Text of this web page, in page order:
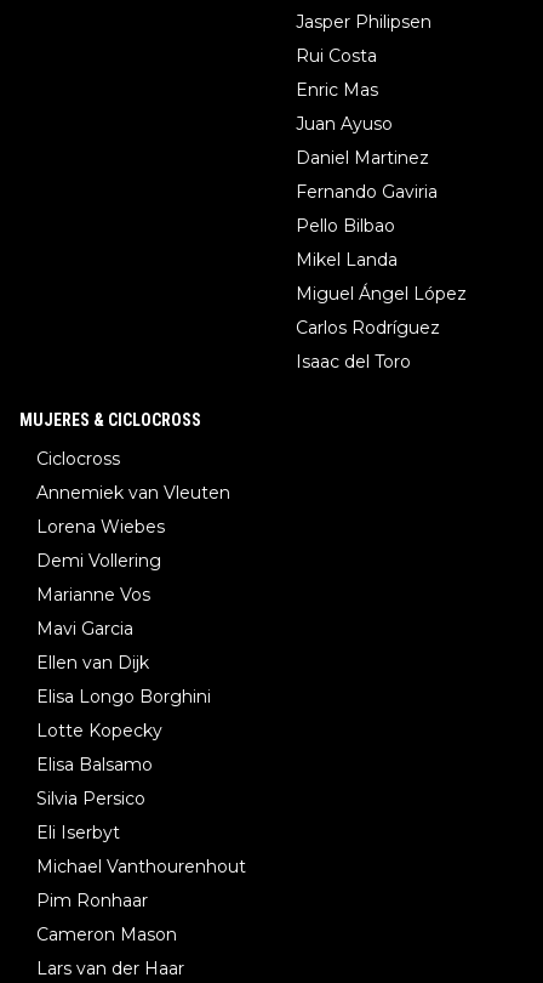
Jasper Philipsen
Rui Costa
Enric Mas
Juan Ayuso
Daniel Martinez
Fernando Gaviria
Pello Bilbao
Mikel Landa
Miguel Ángel López
Carlos Rodríguez
Isaac del Toro
MUJERES & CICLOCROSS
Ciclocross
Annemiek van Vleuten
Lorena Wiebes
Demi Vollering
Marianne Vos
Mavi Garcia
Ellen van Dijk
Elisa Longo Borghini
Lotte Kopecky
Elisa Balsamo
Silvia Persico
Eli Iserbyt
Michael Vanthourenhout
Pim Ronhaar
Cameron Mason
Lars van der Haar